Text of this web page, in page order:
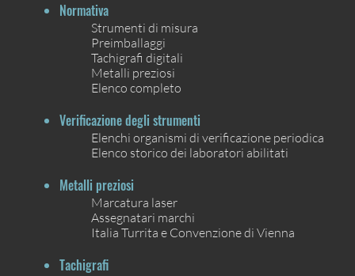
Normativa
Strumenti di misura
Preimballaggi
Tachigrafi digitali
Metalli preziosi
Elenco completo
Verificazione degli strumenti
Elenchi organismi di verificazione periodica
Elenco storico dei laboratori abilitati
Metalli preziosi
Marcatura laser
Assegnatari marchi
Italia Turrita e Convenzione di Vienna
Tachigrafi